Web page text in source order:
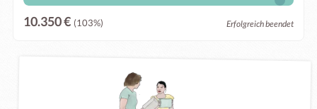
10.350 € (103%) Erfolgreich beendet